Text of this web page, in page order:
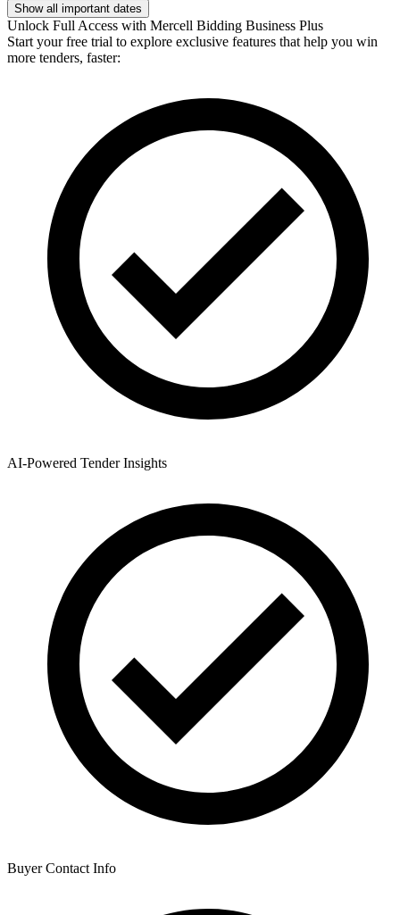
Show all important dates
Unlock Full Access with Mercell Bidding Business Plus
Start your free trial to explore exclusive features that help you win
more tenders, faster:
AI-Powered Tender Insights
Buyer Contact Info